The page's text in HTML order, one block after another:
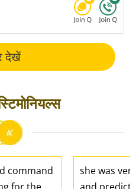
देखें
command
she was